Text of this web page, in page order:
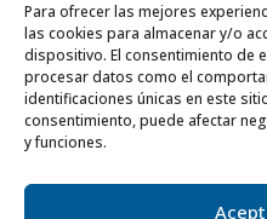
Para ofrecer las mejores
las cookies para almacenar y/o
dispositivo. El consentimiento de
procesar datos como el
identificaciones únicas en este
consentimiento, puede afectar
y funciones.